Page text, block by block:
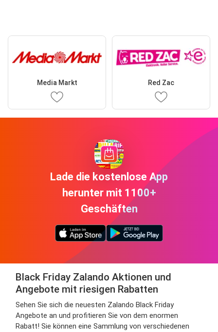
Media Markt Red Zac
Lade die kostenlose App
herunter mit 1100+
Geschäften
Black Friday Zalando Aktionen und
Angebote mit riesigen Rabatten
Sehen Sie sich die neuesten Zalando Black Friday
Angebote an und profitieren Sie von dem enormen
Rabatt! Sie können eine Sammlung von verschiedenen